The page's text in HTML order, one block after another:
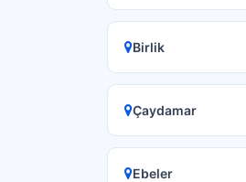
Birlik
Çaydamar
Ebeler